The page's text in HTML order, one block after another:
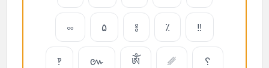
༛ ۵ ༔ ⁒ ‼
‽ ៚ ༀ ␥ ␦